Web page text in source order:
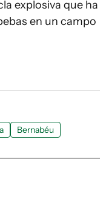
explosiva que ha
en un campo
Bernabéu